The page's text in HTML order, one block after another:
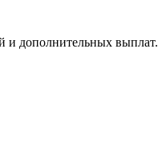
и дополнительных выплат.